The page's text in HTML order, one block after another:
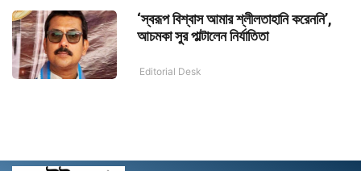
‘স্বরূপ বিশ্বাস আমার শ্লীলতাহানি করেননি’,
আচমকা সুর পাল্টালেন নির্যাতিতা
Editorial Desk